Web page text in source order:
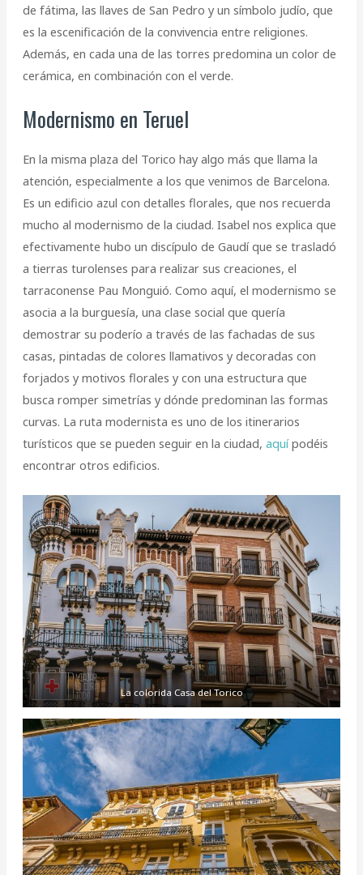
de fátima, las llaves de San Pedro y un símbolo judío, que
es la escenificación de la convivencia entre religiones.
Además, en cada una de las torres predomina un color de
cerámica, en combinación con el verde.
Modernismo en Teruel
En la misma plaza del Torico hay algo más que llama la
atención, especialmente a los que venimos de Barcelona.
Es un edificio azul con detalles florales, que nos recuerda
mucho al modernismo de la ciudad. Isabel nos explica que
efectivamente hubo un discípulo de Gaudí que se trasladó
a tierras turolenses para realizar sus creaciones, el
tarraconense Pau Monguió. Como aquí, el modernismo se
asocia a la burguesía, una clase social que quería
demostrar su poderío a través de las fachadas de sus
casas, pintadas de colores llamativos y decoradas con
forjados y motivos florales y con una estructura que
busca romper simetrías y dónde predominan las formas
curvas. La ruta modernista es uno de los itinerarios
turísticos que se pueden seguir en la ciudad, aquípodéis
encontrar otros edificios.
La colorida Casa del Torico